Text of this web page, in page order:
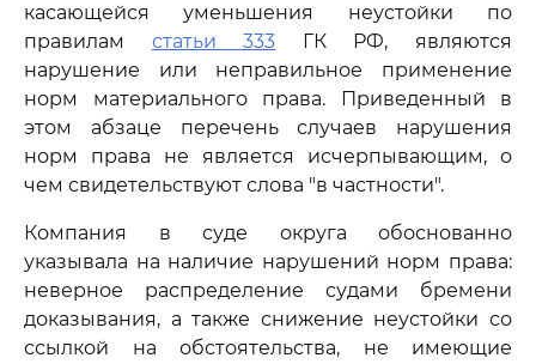
касающейся уменьшения неустойки по
правилам статьи 333 ГК РФ, являются
нарушение или неправильное применение
норм материального права. Приведенный в
этом абзаце перечень случаев нарушения
норм права не является исчерпывающим, о
чем свидетельствуют слова "в частности".
Компания в суде округа обоснованно
указывала на наличие нарушений норм права:
неверное распределение судами бремени
доказывания, а также снижение неустойки со
ссылкой на обстоятельства, не имеющие